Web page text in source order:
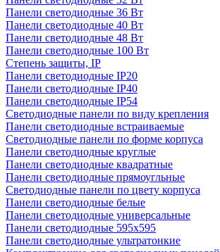
Панели светодиодные 36 Вт
Панели светодиодные 40 Вт
Панели светодиодные 48 Вт
Панели светодиодные 100 Вт
Степень защиты, IP
Панели светодиодные IP20
Панели светодиодные IP40
Панели светодиодные IP54
Светодиодные панели по виду крепления
Панели светодиодные встраиваемые
Светодиодные панели по форме корпуса
Панели светодиодные круглые
Панели светодиодные квадратные
Панели светодиодные прямоугльные
Светодиодные панели по цвету корпуса
Панели светодиодные белые
Панели светодиодные универсальные
Панели светодиодные 595х595
Панели светодиодные ультратонкие